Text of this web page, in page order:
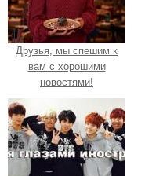
Друзья, мы спешим к
вам с хорошими
новостями!